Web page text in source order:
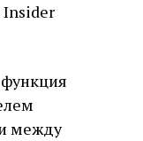
Insider
между